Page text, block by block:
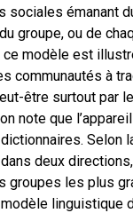
sociales émanant
groupe, ou de
modèle est
communautés à
être surtout par
note que
Selon
deux
groupes les plus
linguistique